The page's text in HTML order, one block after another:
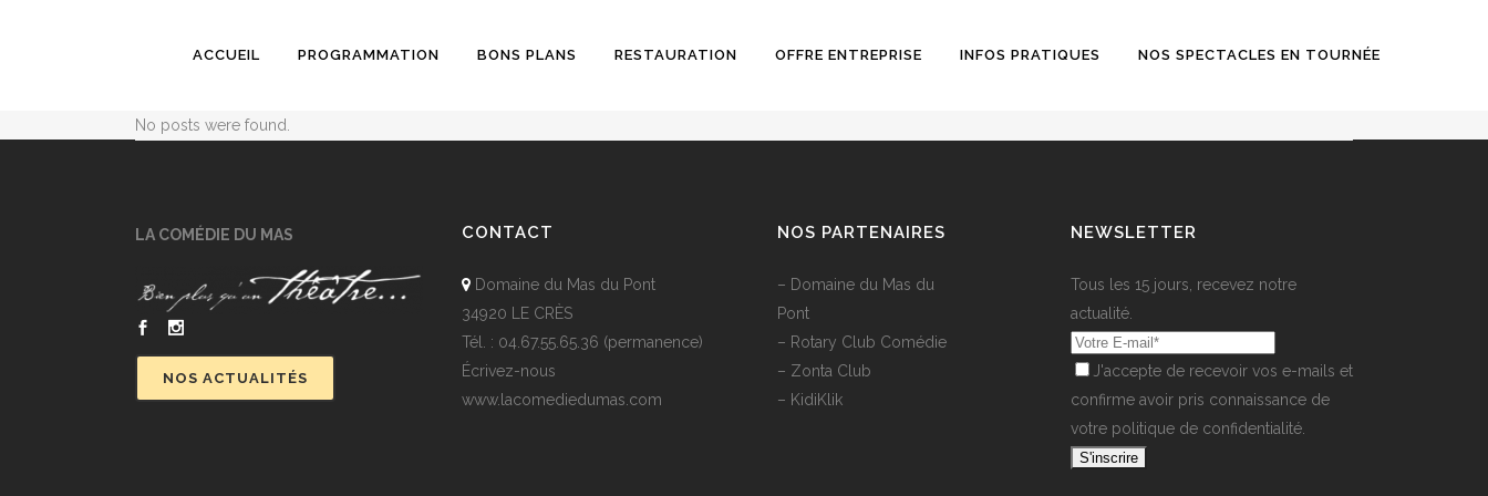
ACCUEIL PROGRAMMATION BONS PLANS RESTAURATION OFFRE ENTREPRISE INFOS PRATIQUES NOS SPECTACLES EN TOURNÉE
No posts were found.
LA COMÉDIE DU MAS
NOS ACTUALITÉS
CONTACT
Domaine du Mas du Pont
34920 LE CRÈS
Tél. : 04.67.55.65.36 (permanence)
Écrivez-nous
www.lacomediedumas.com
NOS PARTENAIRES
– Domaine du Mas du
Pont
– Rotary Club Comédie
– Zonta Club
– KidiKlik
NEWSLETTER
Tous les 15 jours, recevez notre
actualité.
J'accepte de recevoir vos e-mails et
confirme avoir pris connaissance de
votre politique de confidentialité